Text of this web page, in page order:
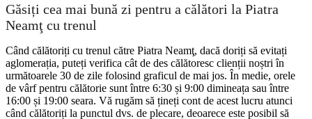
Găsiți cea mai bună zi pentru a călători la Piatra
Neamţ cu trenul
Când călătoriți cu trenul către Piatra Neamţ, dacă doriți să evitați
aglomerația, puteți verifica cât de des călătoresc clienții noștri în
următoarele 30 de zile folosind graficul de mai jos. În medie, orele
de vârf pentru călătorie sunt între 6:30 și 9:00 dimineața sau între
16:00 și 19:00 seara. Vă rugăm să țineți cont de acest lucru atunci
când călătoriți la punctul dvs. de plecare, deoarece este posibil să